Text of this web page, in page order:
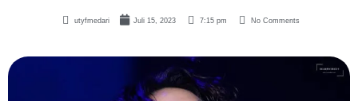
utyfmedari Juli 15, 2023 7:15 pm No Comments